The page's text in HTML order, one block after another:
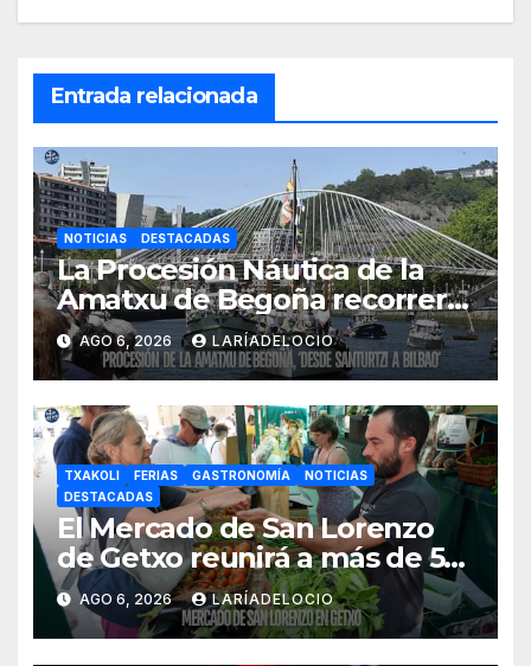
Entrada relacionada
NOTICIAS DESTACADAS
La Procesión Náutica de la
Amatxu de Begoña recorrerá
la ría el 14 de agosto con siete
embarcaciones
AGO 6, 2026 LARÍADELOCIO
TXAKOLI FERIAS GASTRONOMÍA
NOTICIAS
DESTACADAS
El Mercado de San Lorenzo
de Getxo reunirá a más de 50
productores del País Vasco
AGO 6, 2026 LARÍADELOCIO